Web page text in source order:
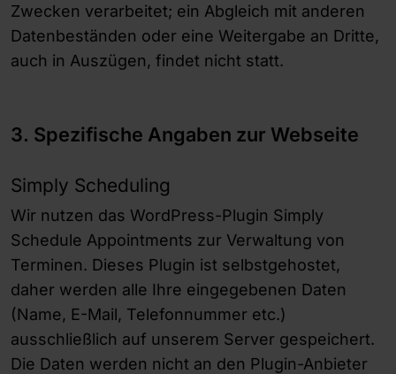
Zwecken verarbeitet; ein Abgleich mit anderen
Datenbeständen oder eine Weitergabe an Dritte,
auch in Auszügen, findet nicht statt.
3. Spezifische Angaben zur Webseite
Simply Scheduling
Wir nutzen das WordPress-Plugin Simply
Schedule Appointments zur Verwaltung von
Terminen. Dieses Plugin ist selbstgehostet,
daher werden alle Ihre eingegebenen Daten
(Name, E-Mail, Telefonnummer etc.)
ausschließlich auf unserem Server gespeichert.
Die Daten werden nicht an den Plugin-Anbieter